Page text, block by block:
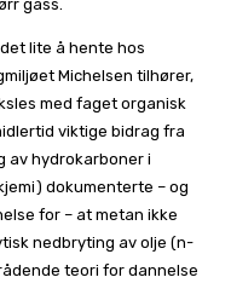
gass.
lite å hente hos
Michelsen tilhører,
med faget organisk
viktige bidrag fra
av hydrokarboner i
dokumenterte – og
for – at metan ikke
nedbryting av olje (n-
teori for dannelse